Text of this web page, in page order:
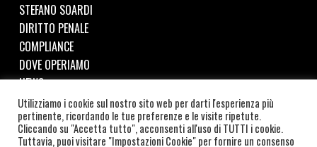
STEFANO SOARDI
DIRITTO PENALE
COMPLIANCE
DOVE OPERIAMO
NEWS
Seguici su LinkedIn
Utilizziamo i cookie sul nostro sito web per darti l'esperienza più
pertinente, ricordando le tue preferenze e le visite ripetute.
Cliccando su "Accetta tutto", acconsenti all'uso di TUTTI i cookie.
Tuttavia, puoi visitare "Impostazioni Cookie" per fornire un consenso